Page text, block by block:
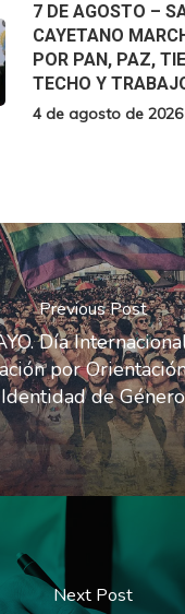
7 DE AGOSTO –
CAYETANO
POR PAN, PAZ,
TECHO Y
4 de agosto de 2026
Previous Post
Día
por
Identidad de Género
Next Post